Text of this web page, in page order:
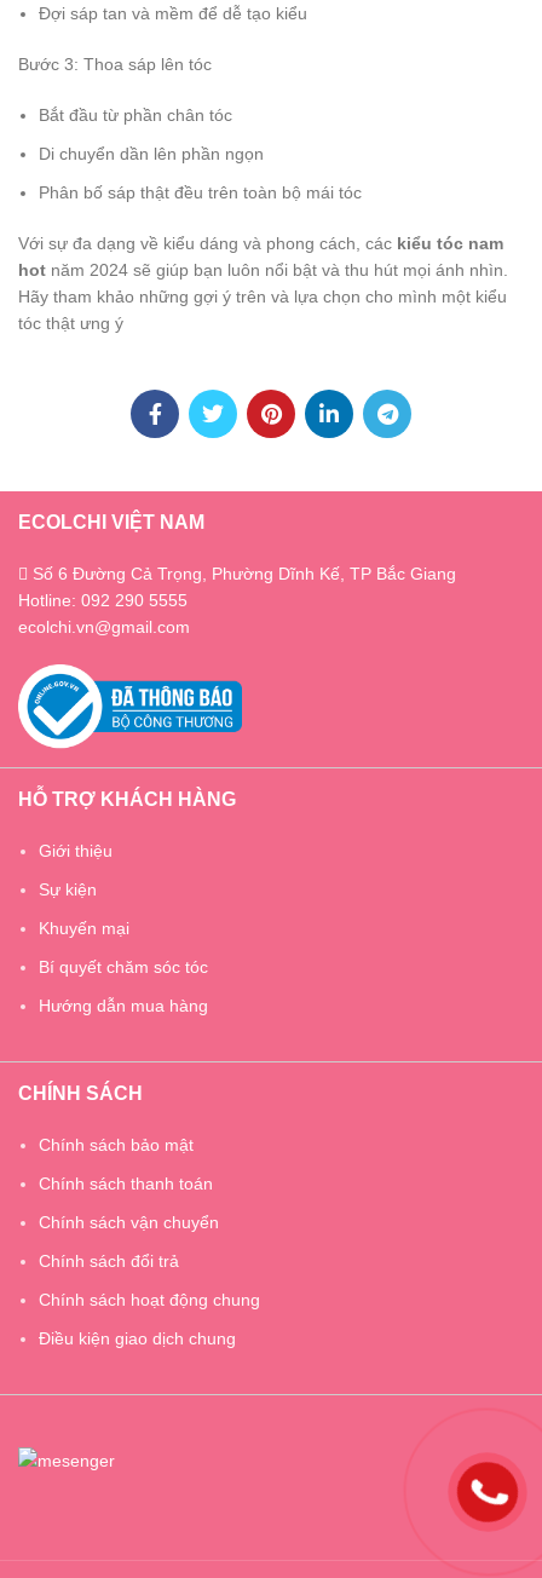
Đợi sáp tan và mềm để dễ tạo kiểu
Bước 3: Thoa sáp lên tóc
Bắt đầu từ phần chân tóc
Di chuyển dần lên phần ngọn
Phân bố sáp thật đều trên toàn bộ mái tóc
Với sự đa dạng về kiểu dáng và phong cách, các kiểu tóc nam
hot năm 2024 sẽ giúp bạn luôn nổi bật và thu hút mọi ánh nhìn.
Hãy tham khảo những gợi ý trên và lựa chọn cho mình một kiểu
tóc thật ưng ý
ECOLCHI VIỆT NAM
Số 6 Đường Cả Trọng, Phường Dĩnh Kế, TP Bắc Giang
Hotline: 092 290 5555
ecolchi.vn@gmail.com
HỖ TRỢ KHÁCH HÀNG
Giới thiệu
Sự kiện
Khuyến mại
Bí quyết chăm sóc tóc
Hướng dẫn mua hàng
CHÍNH SÁCH
Chính sách bảo mật
Chính sách thanh toán
Chính sách vận chuyển
Chính sách đổi trả
Chính sách hoạt động chung
Điều kiện giao dịch chung